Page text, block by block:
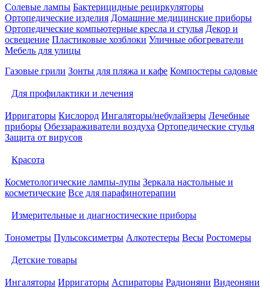
Солевые лампы Бактерицидные рециркуляторы
Ортопедические изделия Домашние медицинские приборы
Ортопедические компьютерные кресла и стулья Декор и
освещение Пластиковые хозблоки Уличные обогреватели
Мебель для улицы
Газовые грили Зонты для пляжа и кафе Компостеры садовые
Для профилактики и лечения
Ирригаторы Кислород Ингаляторы/небулайзеры Лечебные
приборы Обеззараживатели воздуха Ортопедические стулья
Защита от вирусов
Красота
Косметологические лампы-лупы Зеркала настольные и
косметические Все для парафинотерапии
Измерительные и диагностические приборы
Тонометры Пульсоксиметры Алкотестеры Весы Ростомеры
Детские товары
Ингаляторы Ирригаторы Аспираторы Радионяни Видеоняни